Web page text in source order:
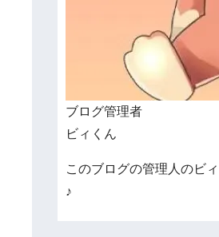
ブログ管理者
ビィくん
このブログの管理人のビ
♪